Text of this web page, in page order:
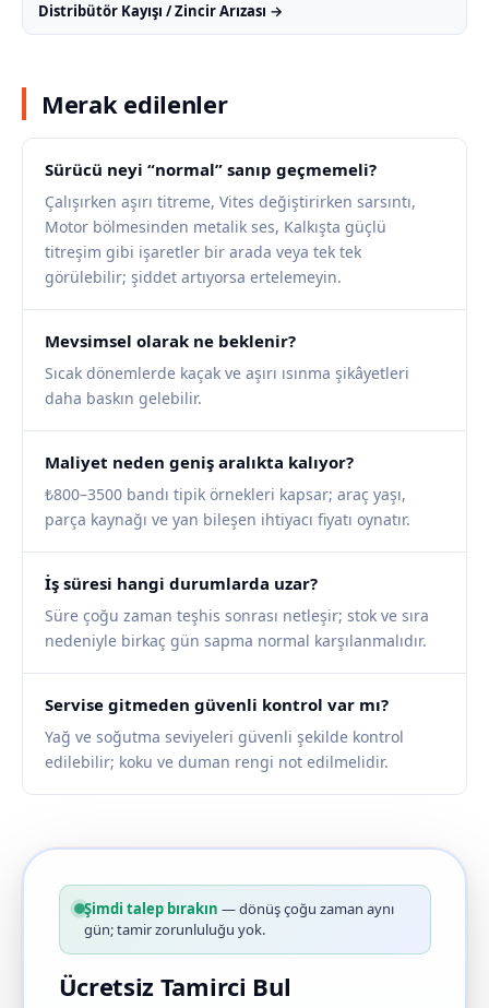
Distribütör Kayışı / Zincir Arızası →
Merak edilenler
Sürücü neyi “normal” sanıp geçmemeli?
Çalışırken aşırı titreme, Vites değiştirirken sarsıntı,
Motor bölmesinden metalik ses, Kalkışta güçlü
titreşim gibi işaretler bir arada veya tek tek
görülebilir; şiddet artıyorsa ertelemeyin.
Mevsimsel olarak ne beklenir?
Sıcak dönemlerde kaçak ve aşırı ısınma şikâyetleri
daha baskın gelebilir.
Maliyet neden geniş aralıkta kalıyor?
₺800–3500 bandı tipik örnekleri kapsar; araç yaşı,
parça kaynağı ve yan bileşen ihtiyacı fiyatı oynatır.
İş süresi hangi durumlarda uzar?
Süre çoğu zaman teşhis sonrası netleşir; stok ve sıra
nedeniyle birkaç gün sapma normal karşılanmalıdır.
Servise gitmeden güvenli kontrol var mı?
Yağ ve soğutma seviyeleri güvenli şekilde kontrol
edilebilir; koku ve duman rengi not edilmelidir.
Şimdi talep bırakın — dönüş çoğu zaman aynı
gün; tamir zorunluluğu yok.
Ücretsiz Tamirci Bul